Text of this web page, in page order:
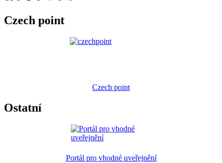
Czech point
Czech point
Ostatní
Portál pro vhodné uveřejnění